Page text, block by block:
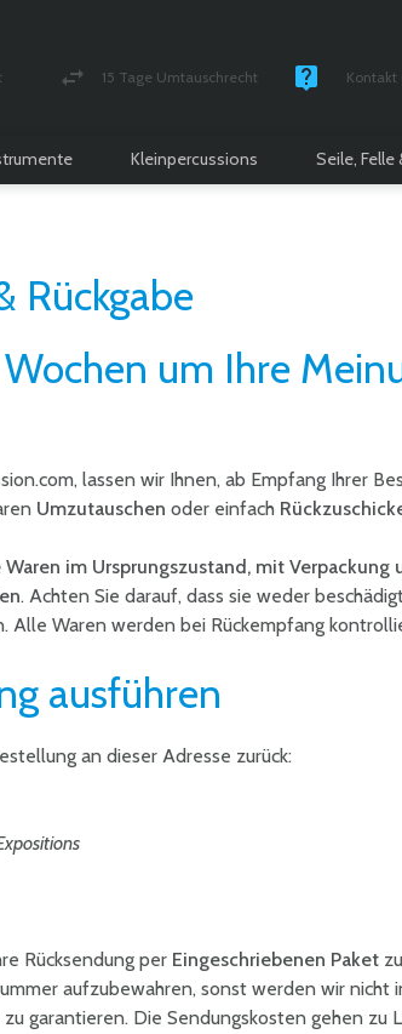
15 Tage Umtauschrecht Kontakt
Kleinpercussions Seile, Felle
Rückgabe
um Ihre
lassen wir Ihnen, ab Empfang Ihrer
Umzutauschen oder einfach
im Ursprungszustand, mit Verpackung
. Achten Sie darauf, dass sie weder
Alle Waren werden bei Rückempfang
ausführen
an dieser Adresse zurück:
Rücksendung per Eingeschriebenen Paket
aufzubewahren, sonst werden wir nicht
garantieren. Die Sendungskosten gehen zu